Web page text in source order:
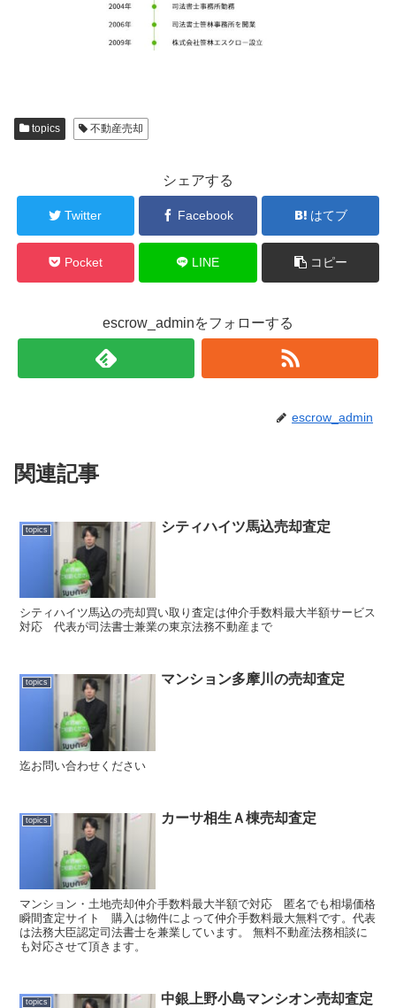
topics 不動産売却
シェアする
Twitter Facebook はてブ
Pocket LINE コピー
escrow_adminをフォローする
escrow_admin
関連記事
topics シティハイツ馬込売却査定
シティハイツ馬込の売却買い取り査定は仲介手数料最大半額サービス
対応 代表が司法書士兼業の東京法務不動産まで
topics マンション多摩川の売却査定
迄お問い合わせください
topics カーサ相生Ａ棟売却査定
マンション・土地売却仲介手数料最大半額で対応 匿名でも相場価格
瞬間査定サイト 購入は物件によって仲介手数料最大無料です。代表
は法務大臣認定司法書士を兼業しています。 無料不動産法務相談に
も対応させて頂きます。
topics 中銀上野小島マンシオン売却査定